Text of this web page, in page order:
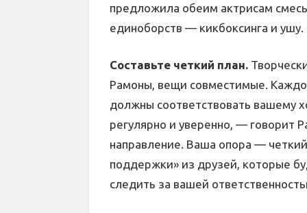
предложила обеим актрисам
единоборств — кикбоксинга и ушу.
Составьте четкий план.
Рамоны, вещи совместимые.
должны соответствовать вашему
регулярно и уверенно, — говорит
направление. Ваша опора —
поддержки» из друзей, которые
следить за вашей